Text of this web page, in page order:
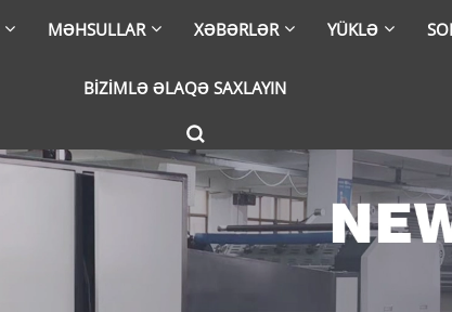
MƏHSULLAR XƏBƏRLƏR YÜKLƏ
BIZIMLƏ ƏLAQƏ SAXLAYIN